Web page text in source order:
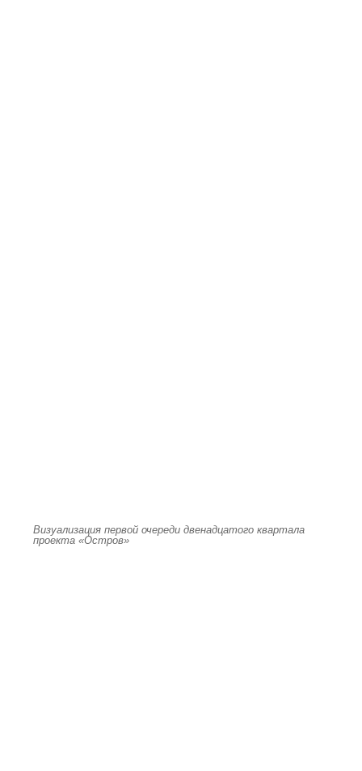
Визуализация первой очереди двенадцатого квартала
проекта «Остров»